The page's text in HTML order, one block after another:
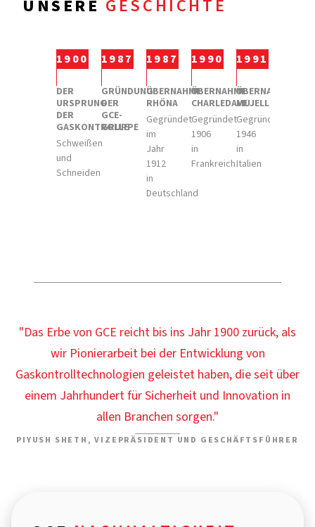
UNSERE GESCHICHTE
1900
DER
URSPRUNG
DER
GASKONTROLLE
Schweißen
und
Schneiden
1987
GRÜNDUNG
DER
GCE-
GRUPPE
1987
ÜBERNAHME
RHÖNA
Gegründet
im
Jahr
1912
in
Deutschland
1990
ÜBERNAHME
CHARLEDAVE
Gegründet
1906
in
Frankreich
1991
ÜBERNAHME
MUJELLI
Gegründet
1946
in
Italien
"Das Erbe von GCE reicht bis ins Jahr 1900 zurück, als
wir Pionierarbeit bei der Entwicklung von
Gaskontrolltechnologien geleistet haben, die seit über
einem Jahrhundert für Sicherheit und Innovation in
allen Branchen sorgen."
PIYUSH SHETH, VIZEPRÄSIDENT UND GESCHÄFTSFÜHRER